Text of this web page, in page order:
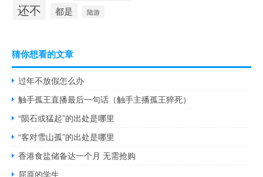
还不
都是 陆游
猜你想看的文章
过年不放假怎么办
触手孤王直播最后一句话（触手主播孤王猝死）
“陨石或猛起”的出处是哪里
“客对雪山孤”的出处是哪里
香港食盐储备达一个月 无需抢购
屈原的学生